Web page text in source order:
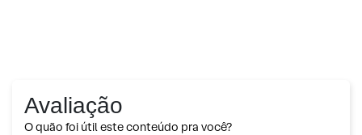
Avaliação
O quão foi útil este conteúdo pra você?